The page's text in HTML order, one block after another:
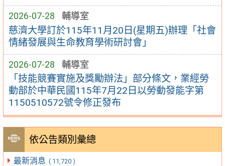
2026-07-28 輔導室
慈濟大學訂於115年11月20日(星期五)辦理「社會
情緒發展與生命教育學術研討會」
2026-07-28 輔導室
「技能競賽實施及獎勵辦法」部分條文，業經勞
動部於中華民國115年7月22日以勞動發能字第
1150510572號令修正發布
依公告類別彙總
最新消息 ( 11,720 )